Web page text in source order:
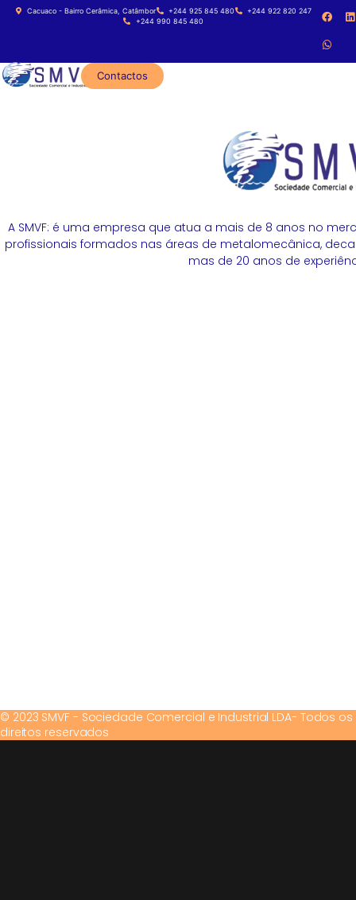
Cacuaco - Bairro Cerâmica, Catâmbor +244 925 845 480
+244 922 820 247
+244 990 845 480
Contactos
A SMVF: é uma empresa que atua a mais de 8 anos no
profissionais formados nas áreas de metalomecânica,
mas de 20 anos de
© 2023 SMVF - Sociedade Comercial e Industrial LDA- Todos os
direitos reservados